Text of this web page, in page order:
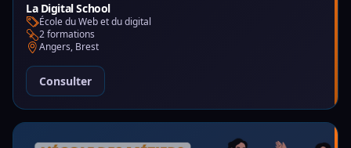
La Digital School
École du Web et du digital
2 formations
Angers, Brest
Consulter